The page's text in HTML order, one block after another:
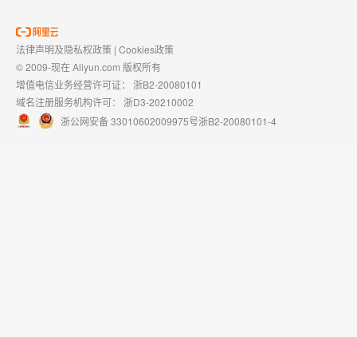
法律声明及隐私权政策 | Cookies政策
© 2009-现在 Aliyun.com 版权所有
增值电信业务经营许可证： 浙B2-20080101
域名注册服务机构许可： 浙D3-20210002
浙公网安备 33010602009975号浙B2-20080101-4